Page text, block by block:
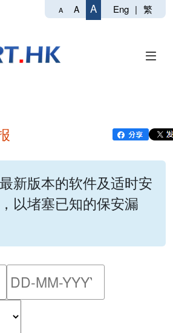
A A A Eng | 繁
新版本的软件及适时安
以堵塞已知的保安漏
请输入搜索日期范围的开